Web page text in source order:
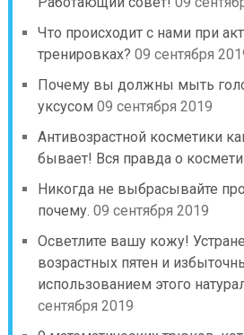
Что происходит с нами при
тренировках? 09 сентября
Почему вы должны мыть
уксусом 09 сентября 2019
Антивозрастной косметики
бывает! Вся правда о
Никогда не выбрасывайте
почему. 09 сентября 2019
Осветлите вашу кожу!
возрастных пятен и
использованием этого
сентября 2019